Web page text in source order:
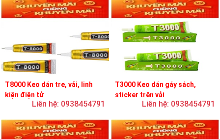
T8000 Keo dán tre, vải, linh
kiện điện tử
Liên hệ: 0938454791
T3000 Keo dán gáy sách,
sticker trên vải
Liên hệ: 0938454791